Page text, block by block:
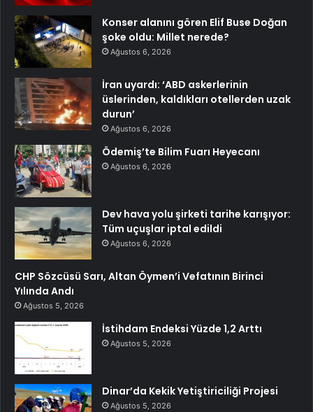
Konser alanını gören Elif Buse Doğan
şoke oldu: Millet nerede?
Ağustos 6, 2026
İran uyardı: ‘ABD askerlerinin
üslerinden, kaldıkları otellerden uzak
durun’
Ağustos 6, 2026
Ödemiş’te Bilim Fuarı Heyecanı
Ağustos 6, 2026
Dev hava yolu şirketi tarihe karışıyor:
Tüm uçuşlar iptal edildi
Ağustos 6, 2026
CHP Sözcüsü Sarı, Altan Öymen’i Vefatının Birinci
Yılında Andı
Ağustos 5, 2026
İstihdam Endeksi Yüzde 1,2 Arttı
Ağustos 5, 2026
Dinar’da Kekik Yetiştiriciliği Projesi
Ağustos 5, 2026